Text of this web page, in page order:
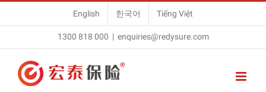
to
English 한국어 Tiếng Việt
1300 818 000 | enquiries@redysure.com